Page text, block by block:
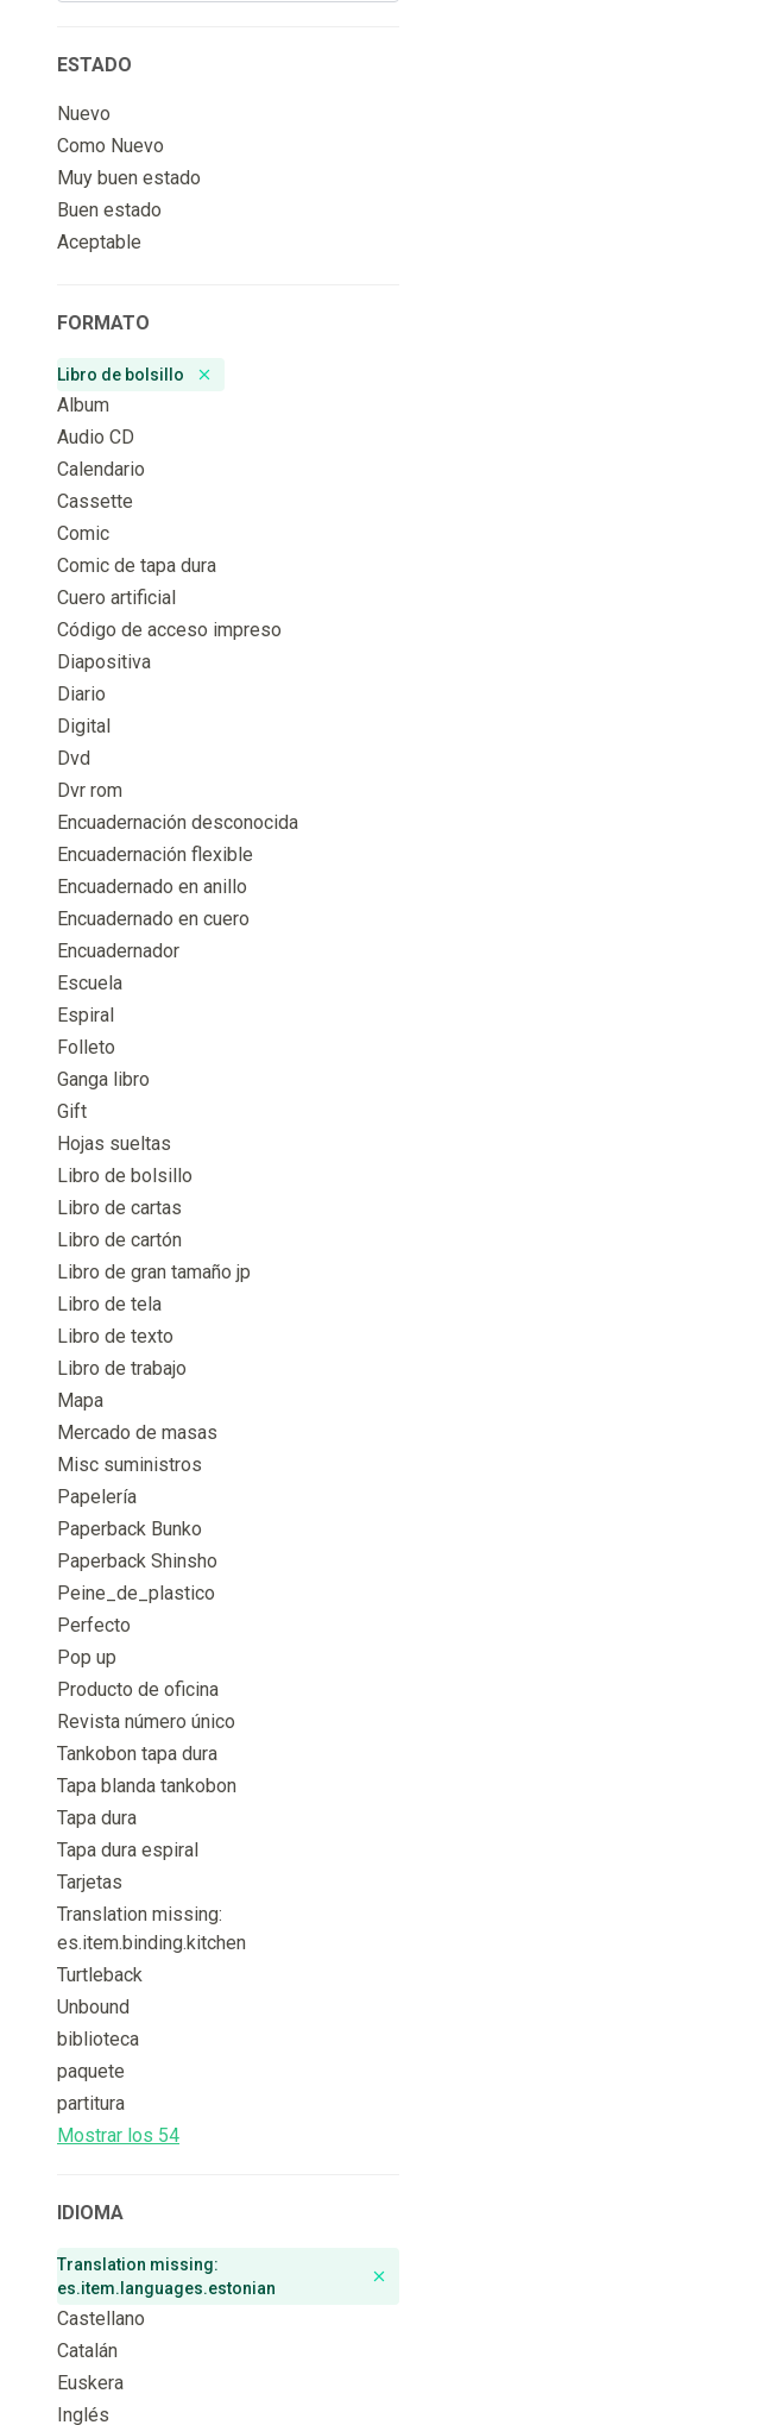
ESTADO
Nuevo
Como Nuevo
Muy buen estado
Buen estado
Aceptable
FORMATO
Libro de bolsillo
Remove badge
Album
Audio CD
Calendario
Cassette
Comic
Comic de tapa dura
Cuero artificial
Código de acceso impreso
Diapositiva
Diario
Digital
Dvd
Dvr rom
Encuadernación desconocida
Encuadernación flexible
Encuadernado en anillo
Encuadernado en cuero
Encuadernador
Escuela
Espiral
Folleto
Ganga libro
Gift
Hojas sueltas
Libro de bolsillo
Libro de cartas
Libro de cartón
Libro de gran tamaño jp
Libro de tela
Libro de texto
Libro de trabajo
Mapa
Mercado de masas
Misc suministros
Papelería
Paperback Bunko
Paperback Shinsho
Peine_de_plastico
Perfecto
Pop up
Producto de oficina
Revista número único
Tankobon tapa dura
Tapa blanda tankobon
Tapa dura
Tapa dura espiral
Tarjetas
Translation missing:
es.item.binding.kitchen
Turtleback
Unbound
biblioteca
paquete
partitura
Mostrar los 54
IDIOMA
Translation missing:
es.item.languages.estonian
Remove badge
Castellano
Catalán
Euskera
Inglés